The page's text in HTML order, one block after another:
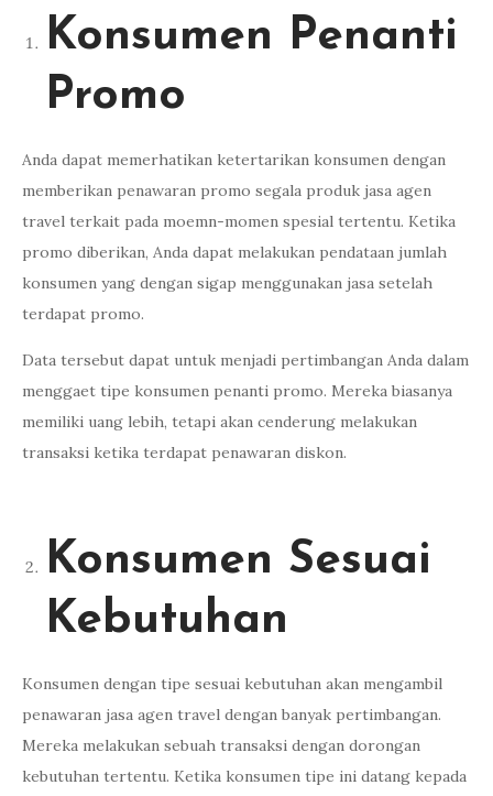
Konsumen Penanti
Promo
Anda dapat memerhatikan ketertarikan konsumen dengan
memberikan penawaran promo segala produk jasa agen
travel terkait pada moemn-momen spesial tertentu. Ketika
promo diberikan, Anda dapat melakukan pendataan jumlah
konsumen yang dengan sigap menggunakan jasa setelah
terdapat promo.
Data tersebut dapat untuk menjadi pertimbangan Anda dalam
menggaet tipe konsumen penanti promo. Mereka biasanya
memiliki uang lebih, tetapi akan cenderung melakukan
transaksi ketika terdapat penawaran diskon.
Konsumen Sesuai
Kebutuhan
Konsumen dengan tipe sesuai kebutuhan akan mengambil
penawaran jasa agen travel dengan banyak pertimbangan.
Mereka melakukan sebuah transaksi dengan dorongan
kebutuhan tertentu. Ketika konsumen tipe ini datang kepada